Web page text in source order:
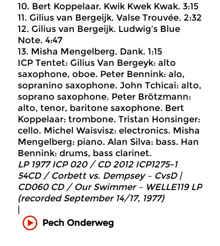
10. Bert Koppelaar. Kwik Kwek Kwak. 3:15
11. Gilius van Bergeijk. Valse Trouvée. 2:32
12. Gilius van Bergeijk. Ludwig’s Blue
Note. 4:47
13. Misha Mengelberg. Dank. 1:15
ICP Tentet: Gilius Van Bergeyk: alto
saxophone, oboe. Peter Bennink: alo,
sopranino saxophone. John Tchicai: alto,
soprano saxophone. Peter Brötzmann:
alto, tenor, baritone saxophone. Bert
Koppelaar: trombone. Tristan Honsinger:
cello. Michel Waisvisz: electronics. Misha
Mengelberg: piano. Alan Silva: bass. Han
Bennink: drums, bass clarinet.
LP 1977 ICP 020 / CD 2012 ICP1275-1
54CD / Corbett vs. Dempsey – CvsD |
CD060 CD / Our Swimmer – WELLE119 LP
(recorded September 14/17, 1977)
Pech Onderweg